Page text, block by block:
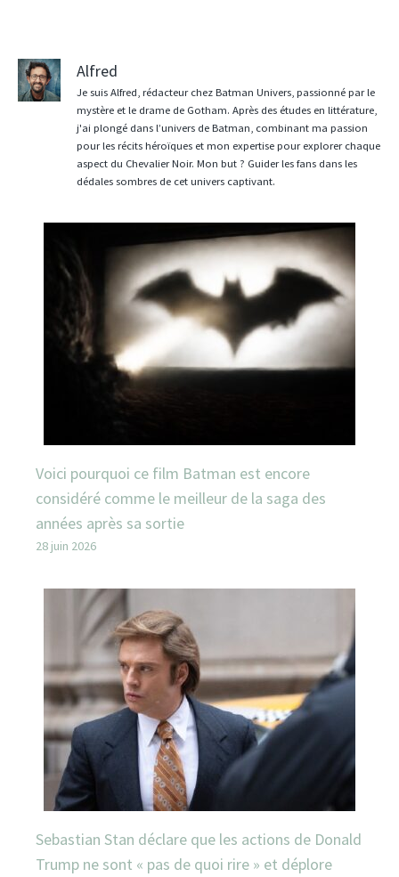
Alfred
Je suis Alfred, rédacteur chez Batman Univers, passionné par le
mystère et le drame de Gotham. Après des études en littérature,
j'ai plongé dans l’univers de Batman, combinant ma passion
pour les récits héroïques et mon expertise pour explorer chaque
aspect du Chevalier Noir. Mon but ? Guider les fans dans les
dédales sombres de cet univers captivant.
Voici pourquoi ce film Batman est encore
considéré comme le meilleur de la saga des
années après sa sortie
28 juin 2026
Sebastian Stan déclare que les actions de Donald
Trump ne sont « pas de quoi rire » et déplore